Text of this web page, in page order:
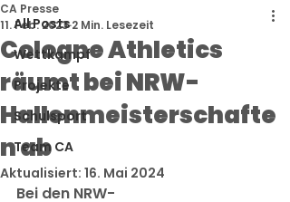
All Posts
Wettkampf
Projekte
Schulsport
Team CA
Cologne Athletics
räumt bei NRW-
Hallenmeisterschafte
n ab
CA Presse
11. Feb. 2023 2 Min. Lesezeit
Aktualisiert: 16. Mai 2024
Bei den NRW-